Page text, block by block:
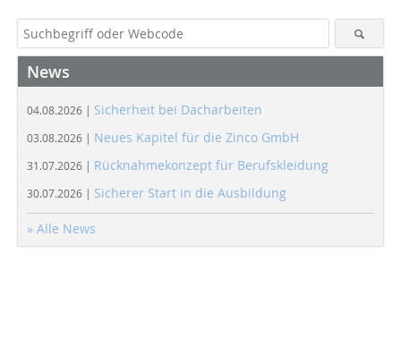
News
04.08.2026 | Sicherheit bei Dacharbeiten
03.08.2026 | Neues Kapitel für die Zinco GmbH
31.07.2026 | Rücknahmekonzept für Berufskleidung
30.07.2026 | Sicherer Start in die Ausbildung
» Alle News